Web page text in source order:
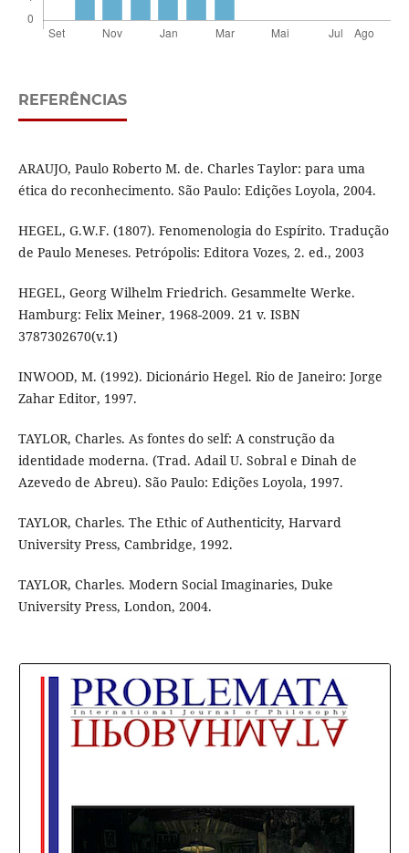
REFERÊNCIAS
ARAUJO, Paulo Roberto M. de. Charles Taylor: para uma
ética do reconhecimento. São Paulo: Edições Loyola, 2004.
HEGEL, G.W.F. (1807). Fenomenologia do Espírito. Tradução
de Paulo Meneses. Petrópolis: Editora Vozes, 2. ed., 2003
HEGEL, Georg Wilhelm Friedrich. Gesammelte Werke.
Hamburg: Felix Meiner, 1968-2009. 21 v. ISBN
3787302670(v.1)
INWOOD, M. (1992). Dicionário Hegel. Rio de Janeiro: Jorge
Zahar Editor, 1997.
TAYLOR, Charles. As fontes do self: A construção da
identidade moderna. (Trad. Adail U. Sobral e Dinah de
Azevedo de Abreu). São Paulo: Edições Loyola, 1997.
TAYLOR, Charles. The Ethic of Authenticity, Harvard
University Press, Cambridge, 1992.
TAYLOR, Charles. Modern Social Imaginaries, Duke
University Press, London, 2004.